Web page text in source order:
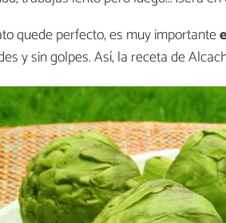
quede perfecto, es muy importante
y sin golpes. Así, la receta de